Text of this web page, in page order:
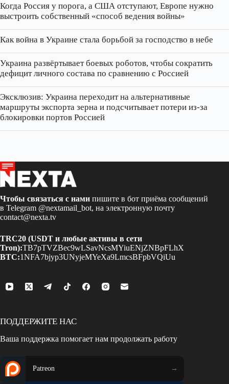
Когда Россия у порога, а США отступают, Европе нужно
выстроить собственный «способ ведения войны»
Как война в Украине стала борьбой за господство в небе
Украина развёртывает боевых роботов, чтобы сократить
дефицит личного состава по сравнению с Россией
Эксклюзив: Украина переходит на альтернативные
маршруты экспорта зерна и подсчитывает потери из‑за
блокировки портов Россией
Чтобы связаться с нами пишите в бот приёма сообщений
в Telegram @nextamail_bot, на электронную почту
contact@nexta.tv
TRC20 (USDT и любые активы в сети
Tron):TB7pTVZBec9wLSavNcsMYiuENjZNBpFLhX
BTC:1NFA7bjyp3UNyjeMYeXa9LmcsBFpbVQiUu
ПОДДЕРЖИТЕ НАС
Ваша поддержка помогает нам продолжать работу
Patreon